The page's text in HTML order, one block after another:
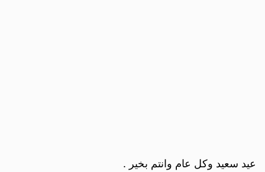
عيد سعيد وكل عام وانتم بخير .